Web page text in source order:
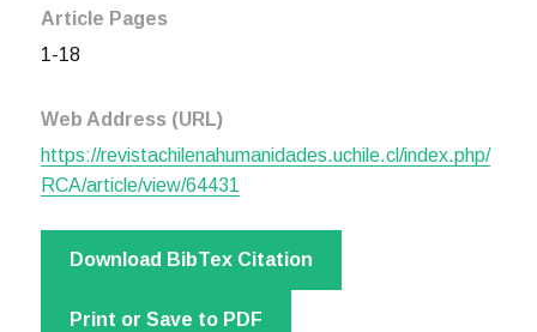
Article Pages
1-18
Web Address (URL)
https://revistachilenahumanidades.uchile.cl/index.php/
RCA/article/view/64431
Download BibTex Citation
Print or Save to PDF